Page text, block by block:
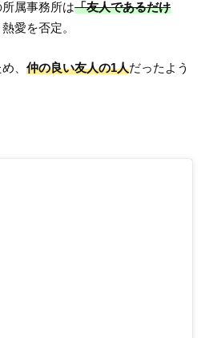
属事務所は「友人であるだけ
愛を否定。
め、仲の良い友人の1人だったよう